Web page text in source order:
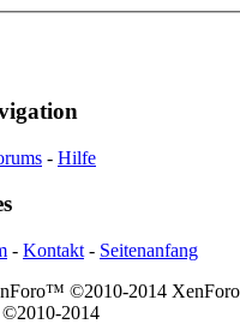
- Hilfe
- Kontakt - Seitenanfang
©2010-2014
©2010-2014